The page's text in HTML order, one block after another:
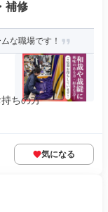
補修
な職場です！
ちの方
気になる